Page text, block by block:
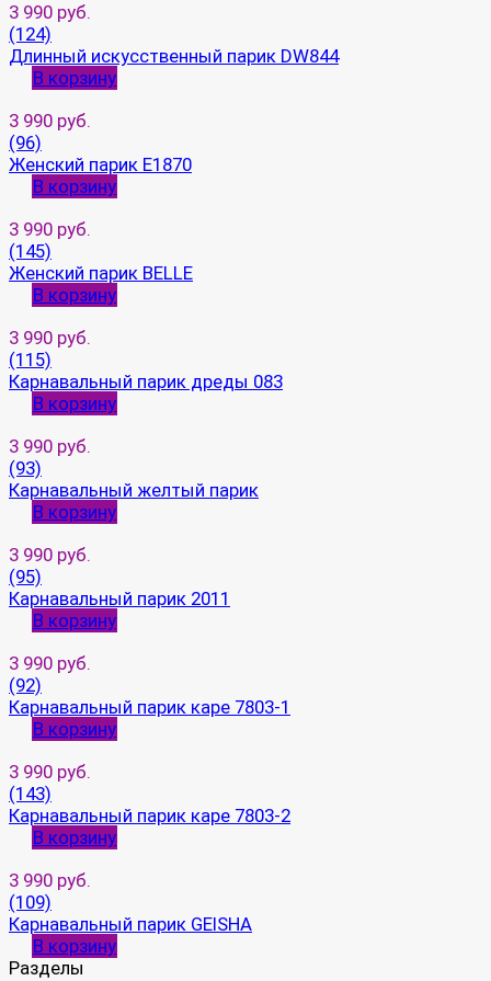
3 990 руб.
(124)
Длинный искусственный парик DW844
В корзину
3 990 руб.
(96)
Женский парик E1870
В корзину
3 990 руб.
(145)
Женский парик BELLE
В корзину
3 990 руб.
(115)
Карнавальный парик дреды 083
В корзину
3 990 руб.
(93)
Карнавальный желтый парик
В корзину
3 990 руб.
(95)
Карнавальный парик 2011
В корзину
3 990 руб.
(92)
Карнавальный парик каре 7803-1
В корзину
3 990 руб.
(143)
Карнавальный парик каре 7803-2
В корзину
3 990 руб.
(109)
Карнавальный парик GEISHA
В корзину
Разделы